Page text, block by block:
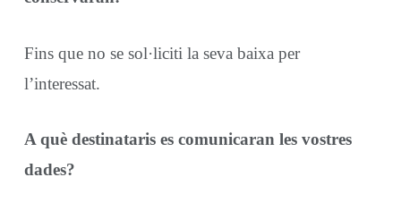
Fins que no se sol·liciti la seva baixa per
l’interessat.
A què destinataris es comunicaran les vostres
dades?